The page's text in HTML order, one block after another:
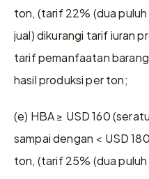
ton, (tarif 22% (dua
jual) dikurangi tarif iuran
tarif pemanfaatan
hasil produksi per ton;
(e) HBA ≥ USD 160
sampai dengan < USD
ton, (tarif 25% (dua